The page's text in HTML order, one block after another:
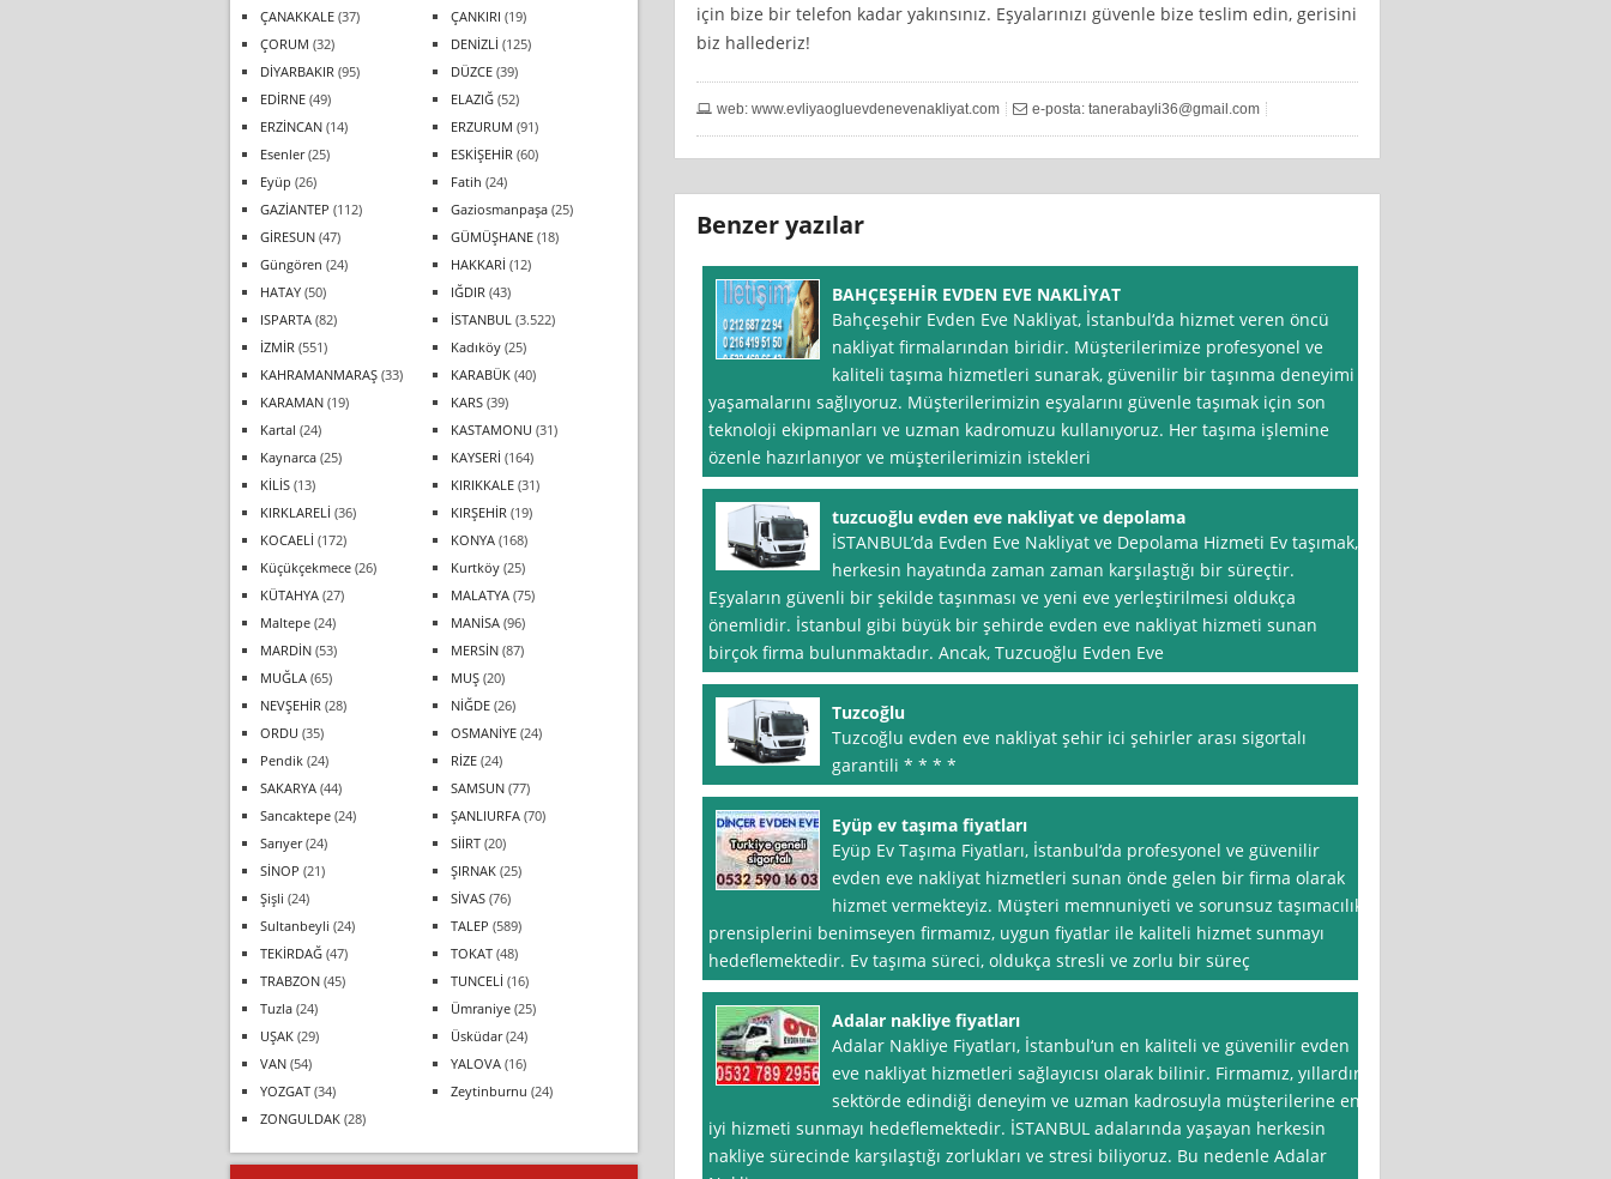
için bize bir telefon kadar yakınsınız. Eşyalarınızı güvenle bize teslim edin, gerisini
biz hallederiz!
web: www.evliyaogluevdenevenakliyat.com e-posta: tanerabayli36@gmail.com
Benzer yazılar
BAHÇEŞEHİR EVDEN EVE NAKLİYAT
Bahçeşehir Evden Eve Nakliyat, İstanbul‘da hizmet veren öncü
nakliyat firmalarından biridir. Müşterilerimize profesyonel ve
kaliteli taşıma hizmetleri sunarak, güvenilir bir taşınma deneyimi
yaşamalarını sağlıyoruz. Müşterilerimizin eşyalarını güvenle taşımak için son
teknoloji ekipmanları ve uzman kadromuzu kullanıyoruz. Her taşıma işlemine
özenle hazırlanıyor ve müşterilerimizin istekleri
tuzcuoğlu evden eve nakliyat ve depolama
İSTANBUL’da Evden Eve Nakliyat ve Depolama Hizmeti Ev taşımak,
herkesin hayatında zaman zaman karşılaştığı bir süreçtir.
Eşyaların güvenli bir şekilde taşınması ve yeni eve yerleştirilmesi oldukça
önemlidir. İstanbul gibi büyük bir şehirde evden eve nakliyat hizmeti sunan
birçok firma bulunmaktadır. Ancak, Tuzcuoğlu Evden Eve
Tuzcoğlu
Tuzcoğlu evden eve nakliyat şehir ici şehirler arası sigortalı
garantili * * * *
Eyüp ev taşıma fiyatları
Eyüp Ev Taşıma Fiyatları, İstanbul‘da profesyonel ve güvenilir
evden eve nakliyat hizmetleri sunan önde gelen bir firma olarak
hizmet vermekteyiz. Müşteri memnuniyeti ve sorunsuz taşımacılık
prensiplerini benimseyen firmamız, uygun fiyatlar ile kaliteli hizmet sunmayı
hedeflemektedir. Ev taşıma süreci, oldukça stresli ve zorlu bir süreç
Adalar nakliye fiyatları
Adalar Nakliye Fiyatları, İstanbul‘un en kaliteli ve güvenilir evden
eve nakliyat hizmetleri sağlayıcısı olarak bilinir. Firmamız, yıllardır
sektörde edindiği deneyim ve uzman kadrosuyla müşterilerine en
iyi hizmeti sunmayı hedeflemektedir. İSTANBUL adalarında yaşayan herkesin
nakliye sürecinde karşılaştığı zorlukları ve stresi biliyoruz. Bu nedenle Adalar
ÇANAKKALE (37) ÇANKIRI (19)
ÇORUM (32) DENİZLİ (125)
DİYARBAKIR (95) DÜZCE (39)
EDİRNE (49) ELAZIĞ (52)
ERZİNCAN (14) ERZURUM (91)
Esenler(25) ESKİŞEHİR (60)
Eyüp (26) Fatih (24)
GAZİANTEP (112) Gaziosmanpaşa (25)
GİRESUN (47) GÜMÜŞHANE (18)
Güngören (24) HAKKARİ (12)
HATAY (50) IĞDIR (43)
ISPARTA (82) İSTANBUL (3.522)
İZMİR (551) Kadıköy (25)
KAHRAMANMARAŞ (33) KARABÜK (40)
KARAMAN (19) KARS (39)
Kartal (24) KASTAMONU (31)
Kaynarca (25) KAYSERİ (164)
KİLİS (13) KIRIKKALE (31)
KIRKLARELİ (36) KIRŞEHİR (19)
KOCAELİ (172) KONYA (168)
Küçükçekmece (26) Kurtköy (25)
KÜTAHYA (27) MALATYA (75)
Maltepe (24) MANİSA (96)
MARDİN (53) MERSİN (87)
MUĞLA (65) MUŞ (20)
NEVŞEHİR (28) NİĞDE (26)
ORDU (35) OSMANİYE (24)
Pendik (24) RİZE (24)
SAKARYA (44) SAMSUN (77)
Sancaktepe (24) ŞANLIURFA (70)
Sarıyer(24) SİİRT (20)
SİNOP (21) ŞIRNAK (25)
Şişli (24) SİVAS (76)
Sultanbeyli (24) TALEP (589)
TEKİRDAĞ (47) TOKAT (48)
TRABZON (45) TUNCELİ (16)
Tuzla (24) Ümraniye (25)
UŞAK (29) Üsküdar(24)
VAN (54) YALOVA (16)
YOZGAT (34) Zeytinburnu (24)
ZONGULDAK (28)